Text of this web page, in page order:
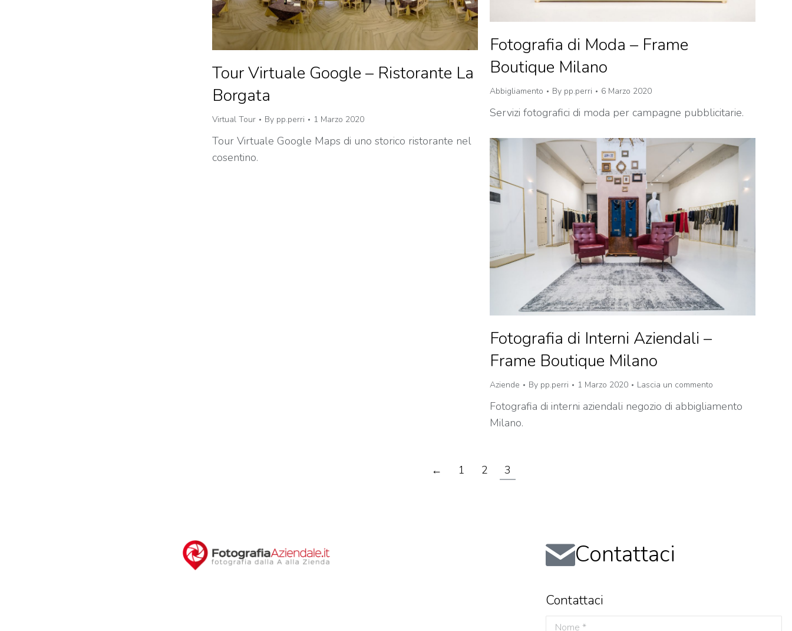
Fotografia di Moda – Frame
Boutique Milano
Abbigliamento By pp.perri 6 Marzo 2020
Servizi fotografici di moda per campagne pubblicitarie.
Tour Virtuale Google – Ristorante La
Borgata
Virtual Tour By pp.perri 1 Marzo 2020
Tour Virtuale Google Maps di uno storico ristorante nel
cosentino.
Fotografia di Interni Aziendali –
Frame Boutique Milano
Aziende By pp.perri 1 Marzo 2020 Lascia un commento
Fotografia di interni aziendali negozio di abbigliamento
Milano.
← 1 2 3
Contattaci
Contattaci
Nome *